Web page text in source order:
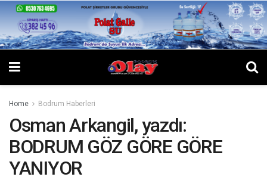
Home Bodrum Haberleri
Osman Arkangil, yazdı:
BODRUM GÖZ GÖRE GÖRE
YANIYOR